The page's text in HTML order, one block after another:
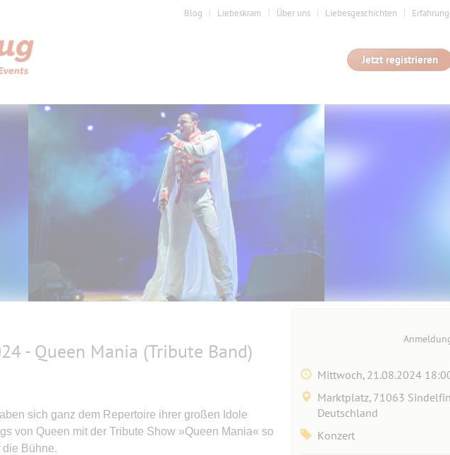
Blog Liebeskram Über uns Liebesgeschichten
Jetzt registrieren
- Queen Mania (Tribute Band)
sich ganz dem Repertoire ihrer großen Idole
von Queen mit der Tribute Show »Queen Mania« so
Bühne.
Mittwoch, 21.08.2024
Marktplatz, 71063
Deutschland
Konzert